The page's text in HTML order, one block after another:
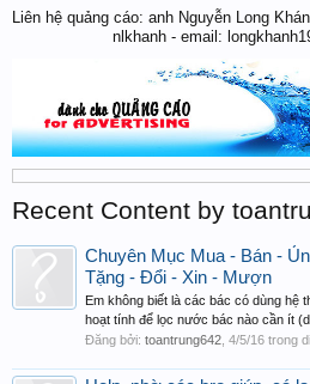
Liên hệ quảng cáo: anh Nguyễn Long
nlkhanh - email:
Recent Content by
Chuyên Mục Mua - Bán -
Tặng - Đổi - Xin - Mượn
Em không biết là các bác có dùng hệ
hoạt tính để lọc nước bác nào cần ít
Đăng bởi: toantrung642 4/5/16 trong